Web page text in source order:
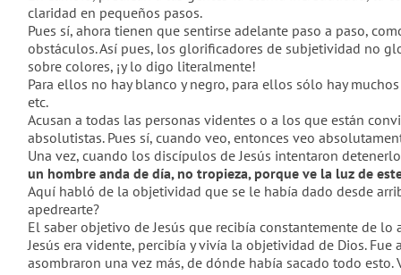
claridad en pequeños pasos.
Pues sí, ahora tienen que sentirse adelante paso a paso,
obstáculos. Así pues, los glorificadores de subjetividad no
sobre colores, ¡y lo digo literalmente!
Para ellos no hay blanco y negro, para ellos sólo hay
etc.
Acusan a todas las personas videntes o a los que están
absolutistas. Pues sí, cuando veo, entonces veo
Una vez, cuando los discípulos de Jesús intentaron
un hombre anda de día, no tropieza, porque ve la luz de
Aquí habló de la objetividad que se le había dado desde
apedrearte?
El saber objetivo de Jesús que recibía constantemente de
Jesús era vidente, percibía y vivía la objetividad de Dios.
asombraron una vez más, de dónde había sacado todo